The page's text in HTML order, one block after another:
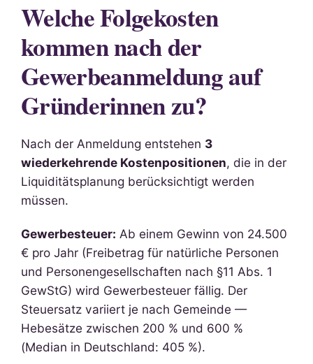
Welche Folgekosten
kommen nach der
Gewerbeanmeldung auf
Gründerinnen zu?
Nach der Anmeldung entstehen 3
wiederkehrende Kostenpositionen, die in der
Liquiditätsplanung berücksichtigt werden
müssen.
Gewerbesteuer: Ab einem Gewinn von 24.500
€ pro Jahr (Freibetrag für natürliche Personen
und Personengesellschaften nach §11 Abs. 1
GewStG) wird Gewerbesteuer fällig. Der
Steuersatz variiert je nach Gemeinde —
Hebesätze zwischen 200 % und 600 %
(Median in Deutschland: 405 %).